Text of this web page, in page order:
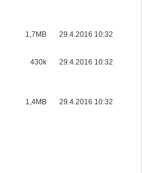
1,7MB 29.4.2016 10:32
430k 29.4.2016 10:32
1,4MB 29.4.2016 10:32